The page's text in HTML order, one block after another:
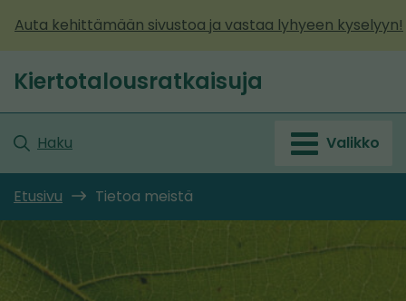
sisältöön
Auta kehittämään sivustoa ja vastaa lyhyeen kyselyyn!
Etusivu
Kiertotalousratkaisuja
Haku Valikko
Etusivu Tietoa meistä